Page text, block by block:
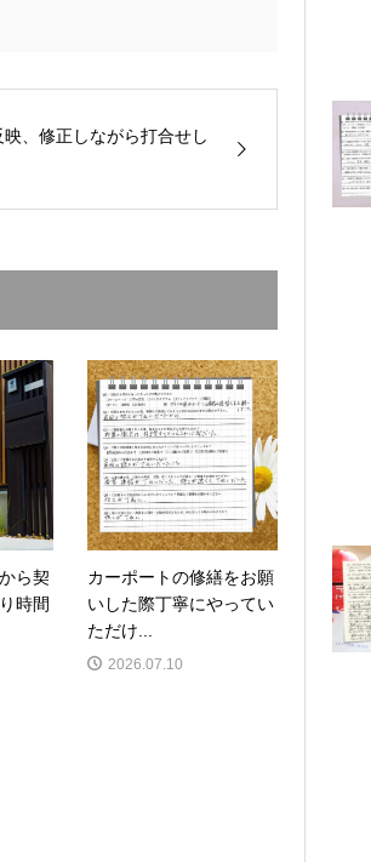
、修正しながら打合せし
ら契
時間
カーポートの修繕をお願
いした際丁寧にやってい
ただけ...
2026.07.10